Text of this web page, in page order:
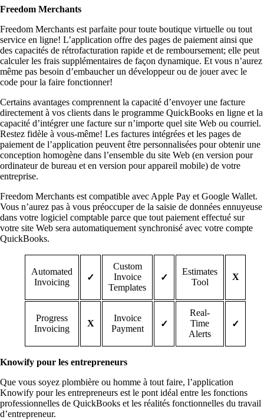
Freedom Merchants
Freedom Merchants est parfaite pour toute boutique virtuelle ou tout
service en ligne! L’application offre des pages de paiement ainsi que
des capacités de rétrofacturation rapide et de remboursement; elle peut
calculer les frais supplémentaires de façon dynamique. Et vous n’aurez
même pas besoin d’embaucher un développeur ou de jouer avec le
code pour la faire fonctionner!
Certains avantages comprennent la capacité d’envoyer une facture
directement à vos clients dans le programme QuickBooks en ligne et la
capacité d’intégrer une facture sur n’importe quel site Web ou courriel.
Restez fidèle à vous-même! Les factures intégrées et les pages de
paiement de l’application peuvent être personnalisées pour obtenir une
conception homogène dans l’ensemble du site Web (en version pour
ordinateur de bureau et en version pour appareil mobile) de votre
entreprise.
Freedom Merchants est compatible avec Apple Pay et Google Wallet.
Vous n’aurez pas à vous préoccuper de la saisie de données ennuyeuse
dans votre logiciel comptable parce que tout paiement effectué sur
votre site Web sera automatiquement synchronisé avec votre compte
QuickBooks.
Automated
Invoicing
✓
Custom
Invoice
Templates
✓
Estimates
Tool
X
Progress
Invoicing
X
Invoice
Payment
✓
Real-
Time
Alerts
✓
Knowify pour les entrepreneurs
Que vous soyez plombière ou homme à tout faire, l’application
Knowify pour les entrepreneurs est le pont idéal entre les fonctions
professionnelles de QuickBooks et les réalités fonctionnelles du travail
d’entrepreneur.